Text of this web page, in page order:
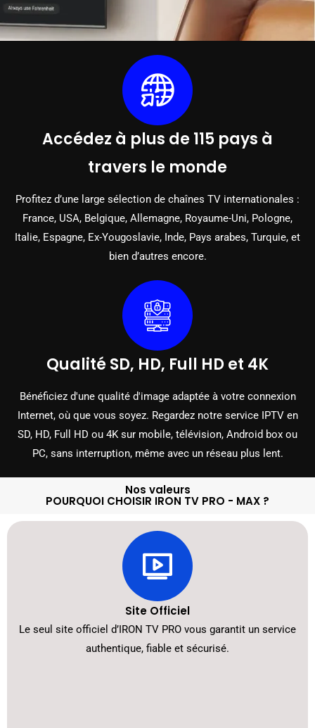
Accédez à plus de 115 pays à
travers le monde
Profitez d’une large sélection de chaînes TV internationales :
France, USA, Belgique, Allemagne, Royaume-Uni, Pologne,
Italie, Espagne, Ex-Yougoslavie, Inde, Pays arabes, Turquie, et
bien d’autres encore.
Qualité SD, HD, Full HD et 4K
Bénéficiez d'une qualité d'image adaptée à votre connexion
Internet, où que vous soyez. Regardez notre service IPTV en
SD, HD, Full HD ou 4K sur mobile, télévision, Android box ou
PC, sans interruption, même avec un réseau plus lent.
Nos valeurs
POURQUOI CHOISIR IRON TV PRO - MAX ?
Site Officiel
Le seul site officiel d’IRON TV PRO vous garantit un service
authentique, fiable et sécurisé.